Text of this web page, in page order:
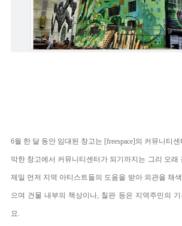
6월 한 달 동안 임대된 창고는 [freespace]의 커뮤니티
막한 창고에서 커뮤니티센터가 되기까지는 그리 오래
제일 먼저 지역 아티스트들의 도움을 받아 외관을 채
으며 건물 내부의 책상이나, 칠판 등은 지역주민의 기
요.